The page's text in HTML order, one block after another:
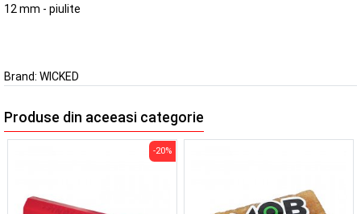
12 mm - piulite
Brand: WICKED
Produse din aceeasi categorie
-20%